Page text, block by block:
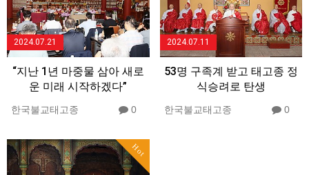
2024.07.21
“지난 1년 마중물 삼아 새로
운 미래 시작하겠다”
한국불교태고종 0
2024.07.11
53명 구족계 받고 태고종 정
식승려로 탄생
한국불교태고종 0
Hot